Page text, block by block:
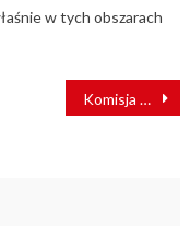
w tych obszarach
Komisja Europejska udzieli wsparcia programowi kolejowemu CPK